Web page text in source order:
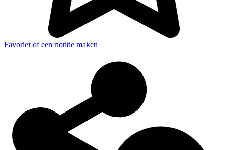
Favoriet of een notitie maken